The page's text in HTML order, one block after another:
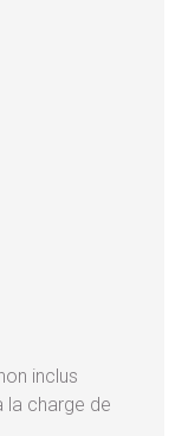
inclus
la charge de